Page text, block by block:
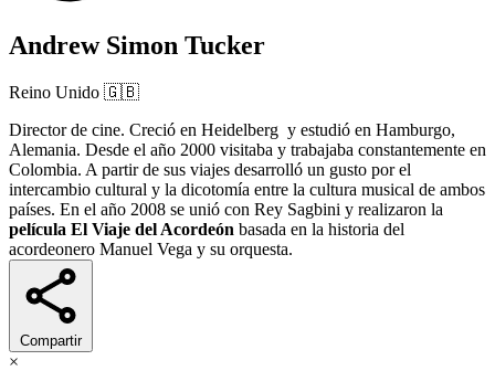
Andrew Simon Tucker
Reino Unido 🇬🇧
Director de cine. Creció en Heidelberg y estudió en Hamburgo,
Alemania. Desde el año 2000 visitaba y trabajaba constantemente en
Colombia. A partir de sus viajes desarrolló un gusto por el
intercambio cultural y la dicotomía entre la cultura musical de ambos
países. En el año 2008 se unió con Rey Sagbini y realizaron la
película El Viaje del Acordeón basada en la historia del
acordeonero Manuel Vega y su orquesta.
Compartir
×